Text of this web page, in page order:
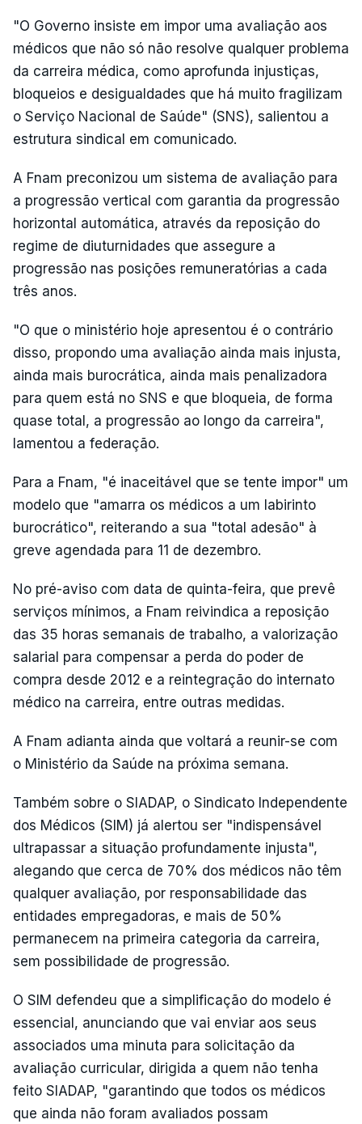
"O Governo insiste em impor uma avaliação aos
médicos que não só não resolve qualquer problema
da carreira médica, como aprofunda injustiças,
bloqueios e desigualdades que há muito fragilizam
o Serviço Nacional de Saúde" (SNS), salientou a
estrutura sindical em comunicado.
A Fnam preconizou um sistema de avaliação para
a progressão vertical com garantia da progressão
horizontal automática, através da reposição do
regime de diuturnidades que assegure a
progressão nas posições remuneratórias a cada
três anos.
"O que o ministério hoje apresentou é o contrário
disso, propondo uma avaliação ainda mais injusta,
ainda mais burocrática, ainda mais penalizadora
para quem está no SNS e que bloqueia, de forma
quase total, a progressão ao longo da carreira",
lamentou a federação.
Para a Fnam, "é inaceitável que se tente impor" um
modelo que "amarra os médicos a um labirinto
burocrático", reiterando a sua "total adesão" à
greve agendada para 11 de dezembro.
No pré-aviso com data de quinta-feira, que prevê
serviços mínimos, a Fnam reivindica a reposição
das 35 horas semanais de trabalho, a valorização
salarial para compensar a perda do poder de
compra desde 2012 e a reintegração do internato
médico na carreira, entre outras medidas.
A Fnam adianta ainda que voltará a reunir-se com
o Ministério da Saúde na próxima semana.
Também sobre o SIADAP, o Sindicato Independente
dos Médicos (SIM) já alertou ser "indispensável
ultrapassar a situação profundamente injusta",
alegando que cerca de 70% dos médicos não têm
qualquer avaliação, por responsabilidade das
entidades empregadoras, e mais de 50%
permanecem na primeira categoria da carreira,
sem possibilidade de progressão.
O SIM defendeu que a simplificação do modelo é
essencial, anunciando que vai enviar aos seus
associados uma minuta para solicitação da
avaliação curricular, dirigida a quem não tenha
feito SIADAP, "garantindo que todos os médicos
que ainda não foram avaliados possam